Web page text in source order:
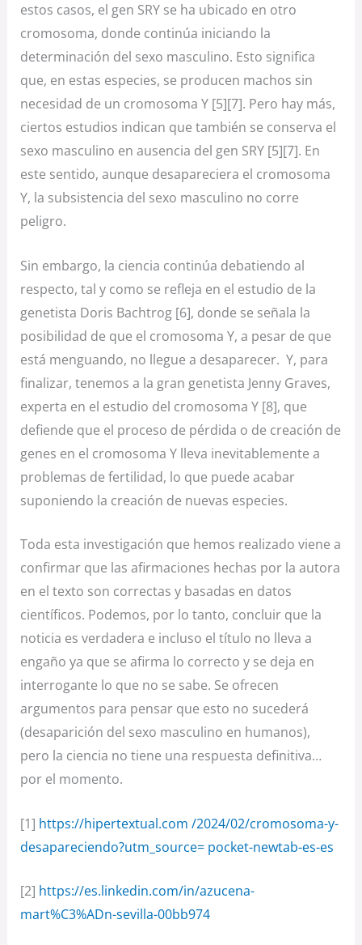
estos casos, el gen SRY se ha ubicado en otro
cromosoma, donde continúa iniciando la
determinación del sexo masculino. Esto significa
que, en estas especies, se producen machos sin
necesidad de un cromosoma Y [5][7]. Pero hay más,
ciertos estudios indican que también se conserva el
sexo masculino en ausencia del gen SRY [5][7]. En
este sentido, aunque desapareciera el cromosoma
Y, la subsistencia del sexo masculino no corre
peligro.
Sin embargo, la ciencia continúa debatiendo al
respecto, tal y como se refleja en el estudio de la
genetista Doris Bachtrog [6], donde se señala la
posibilidad de que el cromosoma Y, a pesar de que
está menguando, no llegue a desaparecer. Y, para
finalizar, tenemos a la gran genetista Jenny Graves,
experta en el estudio del cromosoma Y [8], que
defiende que el proceso de pérdida o de creación de
genes en el cromosoma Y lleva inevitablemente a
problemas de fertilidad, lo que puede acabar
suponiendo la creación de nuevas especies.
Toda esta investigación que hemos realizado viene a
confirmar que las afirmaciones hechas por la autora
en el texto son correctas y basadas en datos
científicos. Podemos, por lo tanto, concluir que la
noticia es verdadera e incluso el título no lleva a
engaño ya que se afirma lo correcto y se deja en
interrogante lo que no se sabe. Se ofrecen
argumentos para pensar que esto no sucederá
(desaparición del sexo masculino en humanos),
pero la ciencia no tiene una respuesta definitiva…
por el momento.
[1] https://hipertextual.com /2024/02/cromosoma-y-
desapareciendo?utm_source= pocket-newtab-es-es
[2] https://es.linkedin.com/in/azucena-
mart%C3%ADn-sevilla-00bb974